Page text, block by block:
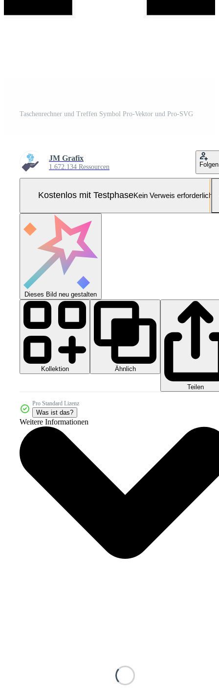
Taschenrechner und Treffen Symbol Pro-Vektor und Pro-SVG
JM Grafix
1.672.134 Ressourcen Folgen
Kostenlos mit TestphaseKein Verweis erforderlich
Dieses Bild neu gestalten
Kollektion Ähnlich
Teilen
Pro Standard Lizenz
Was ist das?
Weitere Informationen